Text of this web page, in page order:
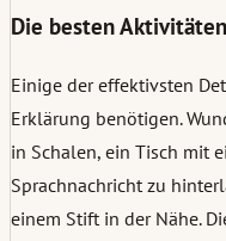
Die besten
Einige der effektivsten
Erklärung benötigen.
in Schalen, ein Tisch mit
Sprachnachricht zu
einem Stift in der Nähe.